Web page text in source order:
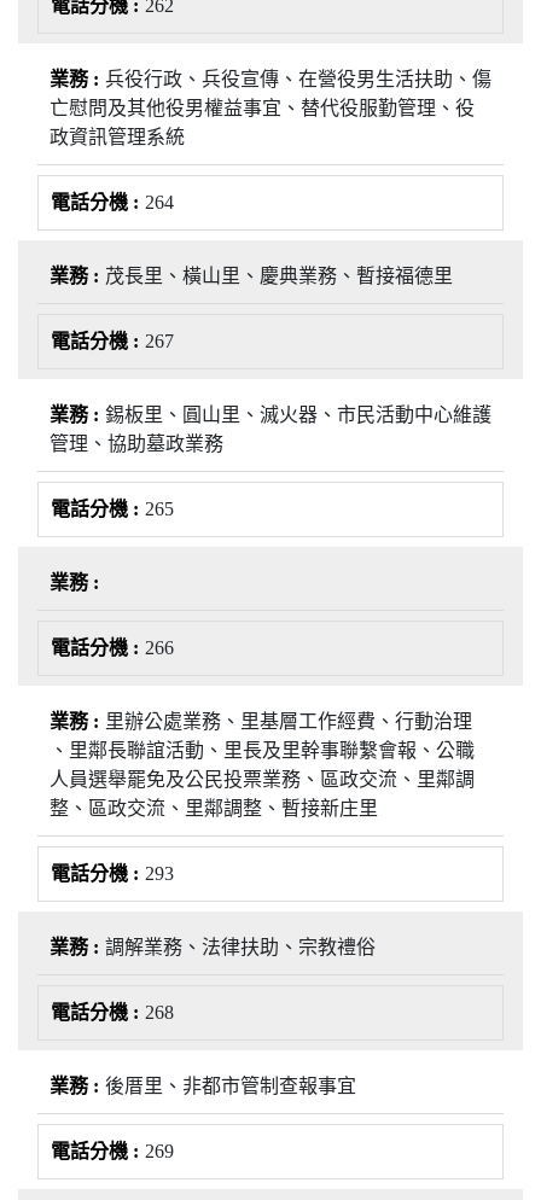
262
兵役行政、兵役宣傳、在營役男生活扶助、傷
亡慰問及其他役男權益事宜、替代役服勤管理、役
政資訊管理系統
264
茂長里、橫山里、慶典業務、暫接福德里
267
錫板里、圓山里、滅火器、市民活動中心維護
管理、協助墓政業務
265
266
里辦公處業務、里基層工作經費、行動治理
、里鄰長聯誼活動、里長及里幹事聯繫會報、公職
人員選舉罷免及公民投票業務、區政交流、里鄰調
整、區政交流、里鄰調整、暫接新庄里
293
調解業務、法律扶助、宗教禮俗
268
後厝里、非都市管制查報事宜
269